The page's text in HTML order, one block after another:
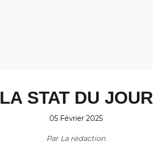
LA STAT DU JOUR
05 Février 2025
Par La rédaction